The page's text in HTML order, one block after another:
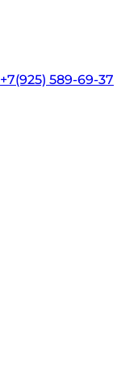
+7(925) 589-69-37